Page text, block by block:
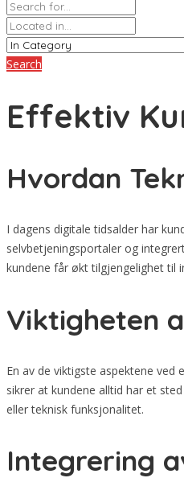
Search
Effektiv
Hvordan
I dagens digitale tidsalder har
selvbetjeningsportaler og
kundene får økt tilgjengelighet til
Viktigheten
En av de viktigste aspektene
sikrer at kundene alltid har et
eller teknisk funksjonalitet.
Integrering